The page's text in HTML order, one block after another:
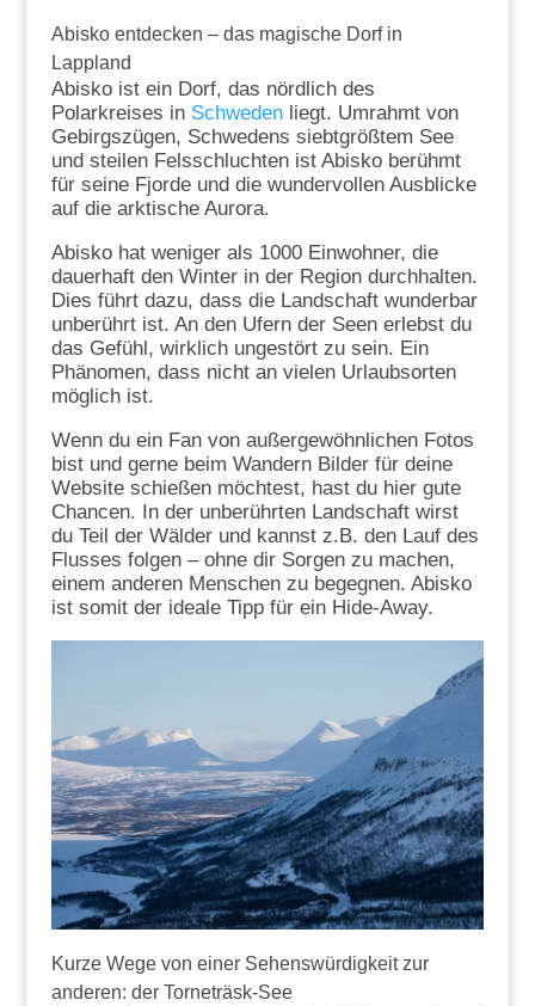
Abisko entdecken – das magische Dorf in
Lappland
Abisko ist ein Dorf, das nördlich des
Polarkreises in Schwedenliegt. Umrahmt von
Gebirgszügen, Schwedens siebtgrößtem See
und steilen Felsschluchten ist Abisko berühmt
für seine Fjorde und die wundervollen Ausblicke
auf die arktische Aurora.
Abisko hat weniger als 1000 Einwohner, die
dauerhaft den Winter in der Region durchhalten.
Dies führt dazu, dass die Landschaft wunderbar
unberührt ist. An den Ufern der Seen erlebst du
das Gefühl, wirklich ungestört zu sein. Ein
Phänomen, dass nicht an vielen Urlaubsorten
möglich ist.
Wenn du ein Fan von außergewöhnlichen Fotos
bist und gerne beim Wandern Bilder für deine
Website schießen möchtest, hast du hier gute
Chancen. In der unberührten Landschaft wirst
du Teil der Wälder und kannst z.B. den Lauf des
Flusses folgen – ohne dir Sorgen zu machen,
einem anderen Menschen zu begegnen. Abisko
ist somit der ideale Tipp für ein Hide-Away.
Kurze Wege von einer Sehenswürdigkeit zur
anderen: der Torneträsk-See